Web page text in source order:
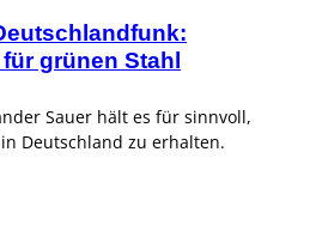
grünen Stahl
Sauer hält es für sinnvoll,
Deutschland zu erhalten.